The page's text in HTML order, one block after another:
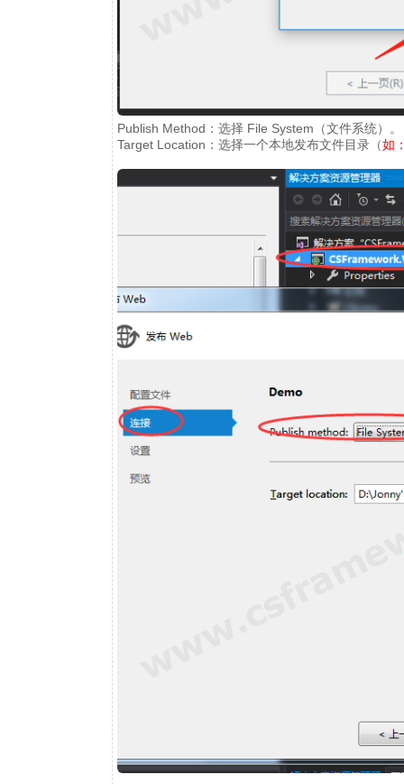
Publish Method：选择 File System（文件系统）。
Target Location：选择一个本地发布文件目录（如